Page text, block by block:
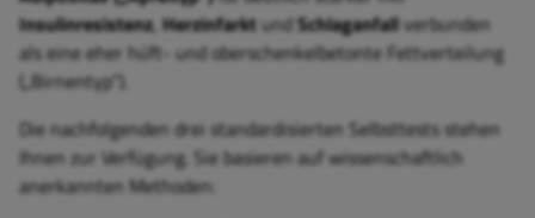
Insulinresistenz,Herzinfarkt undSchlaganfallverbunden
als eine eher hüft- und oberschenkelbetonte Fettverteilung
(„Birnentyp“).
Die nachfolgenden drei standardisierten Selbsttests stehen
Ihnen zur Verfügung. Sie basieren auf wissenschaftlich
anerkannten Methoden: